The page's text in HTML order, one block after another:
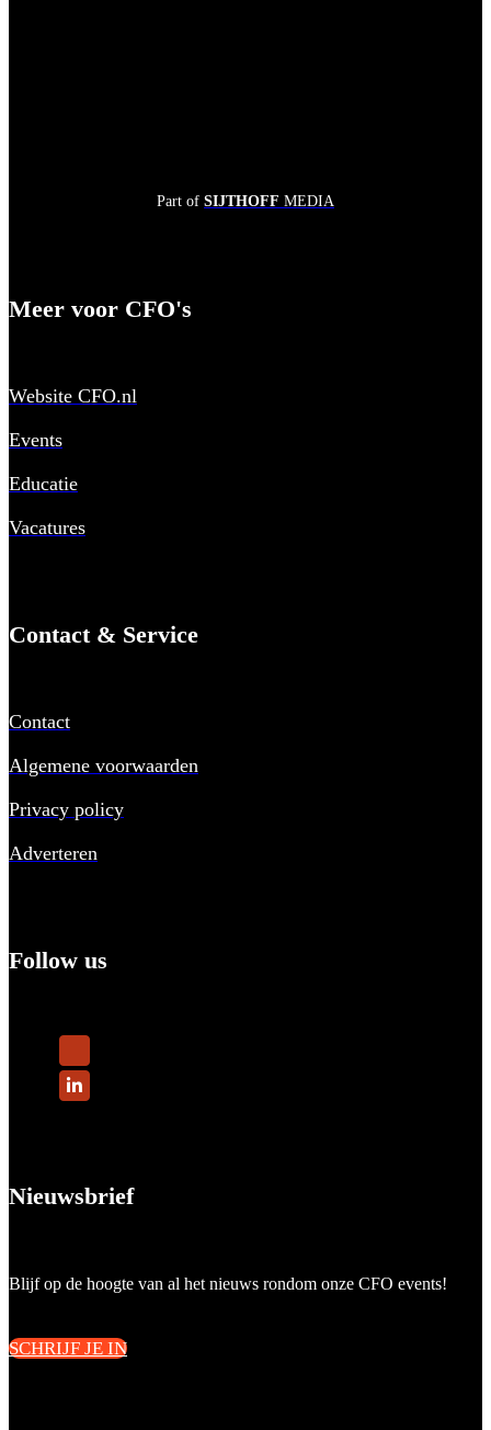
Part of SIJTHOFF MEDIA
Meer voor CFO's
Website CFO.nl
Events
Educatie
Vacatures
Contact & Service
Contact
Algemene voorwaarden
Privacy policy
Adverteren
Follow us
Nieuwsbrief
Blijf op de hoogte van al het nieuws rondom onze CFO events!
SCHRIJF JE IN